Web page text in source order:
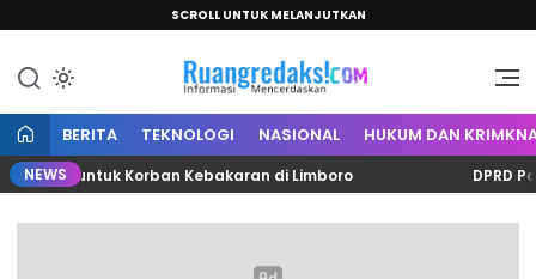
SCROLL UNTUK MELANJUTKAN
Ruang Redaksi
Informasi Mencerdaskan
BERITA TEKNOLOGI NASIONAL HUKUM DAN
NEWS
Juta untuk Korban Kebakaran di Limboro DPRD